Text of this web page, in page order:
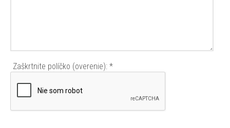
Zaškrtnite políčko (overenie): *